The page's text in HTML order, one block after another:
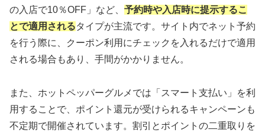
の入店で10％OFF」など、 予約時や入店時に提示するこ
とで適用されるタイプが主流です。サイト内でネット予約
を行う際に、クーポン利用にチェックを入れるだけで適用
される場合もあり、手間がかかりません。
また、ホットペッパーグルメでは「スマート支払い」を利
用することで、ポイント還元が受けられるキャンペーンも
不定期で開催されています。割引とポイントの二重取りを